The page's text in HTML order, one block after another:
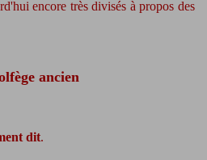
encore très divisés à propos des
ancien
dit.